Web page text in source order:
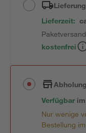
Lieferzeit:
kostenfrei
Verfügbar im
Nur wenige
Bestellung